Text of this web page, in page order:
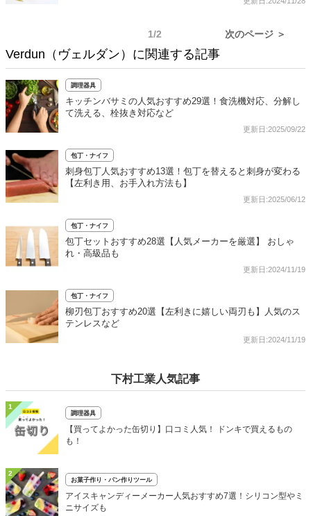
1/2 次のページ ＞
Verdun（ヴェルダン）に関連する記事
調理器具
キッチンバサミの人気おすすめ29選！食洗機対応、分解し
て洗える、栓抜き対応など
更新日:2025/09/22
包丁・ナイフ
刺身包丁人気おすすめ13選！包丁を替えると刺身が変わる
【左利き用、お手入れ方法も】
更新日:2025/06/12
包丁・ナイフ
包丁セットおすすめ28選【人気メーカーを厳選】 おしゃ
れ・高級品も
更新日:2024/11/19
包丁・ナイフ
柳刃包丁おすすめ20選【左利きに嬉しい両刃も】人気のス
テンレスなど
更新日:2024/11/19
下村工業人気記事
1
調理器具
【買ってよかった缶切り】口コミ人気！ ドンキで買えるもの
も！
2
お菓子作り・パン作りツール
アイスキャンディーメーカー人気おすすめ7選！シリコン型やミ
ニサイズも